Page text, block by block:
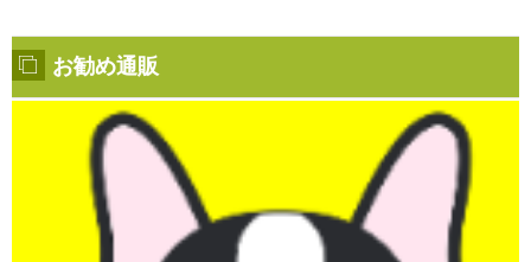
お勧め通販